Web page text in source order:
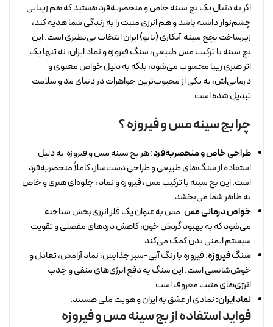
اگر به دنبال یک بج سینه خاص و منحصربه‌فرد هستید که هم زیبایی
چشم‌نواز داشته باشد و هم انرژی مثبت را به زندگی شما هدیه کند،
زیرساخت بچج سینه آبکاری (نانو) ایران انتخاب بی‌نظیری است. این
بج سینه با ترکیب مس طبیعی، سنگ فیروزه و نماد ایران، نه تنها یک
اثر هنری زیبا محسوب می‌شود، بلکه به دلیل خواص معنوی و
درمانی‌اش، به یکی از محبوب‌ترین جواهرات در دنیای مد و سلامت
تبدیل شده است.
چرا بج سینه مس و فیروزه ؟
طراحی خاص و منحصربه‌فرد: هر بج سینه مس و فیروزه به دلیل
استفاده از سنگ‌های طبیعی و طراحی دست‌ساز، کاملاً منحصربه‌فرد
است. این بج سینه با ترکیب مس، فیروزه و نماد ، جلوه‌ای هنری و خاص
به ظاهر شما می‌بخشد.
خواص درمانی مس: مس به عنوان یک فلز انرژی‌بخش شناخته
می‌شود که به بهبود گردش خون، کاهش دردهای مفصلی و تقویت
سیستم ایمنی بدن کمک می‌کند.
سنگ فیروزه: فیروزه با رنگ آبی-سبز جذابش، نماد آرامش، تعادل و
خوش‌شانسی است. این سنگ به دفع انرژی‌های منفی و جذب
انرژی‌های مثبت معروف است.
نماد ایران:نمادی از عشق به ایران و هویت ملی هستند.
فواید استفاده از بج سینه مس و فیروزه